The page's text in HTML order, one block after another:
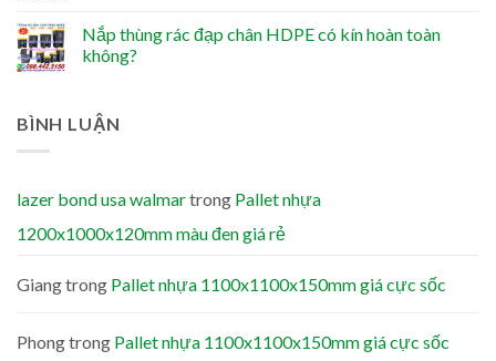
Nắp thùng rác đạp chân HDPE có kín hoàn toàn
không?
BÌNH LUẬN
lazer bond usa walmartrong Pallet nhựa
1200x1000x120mm màu đen giá rẻ
Giangtrong Pallet nhựa 1100x1100x150mm giá cực sốc
Phongtrong Pallet nhựa 1100x1100x150mm giá cực sốc